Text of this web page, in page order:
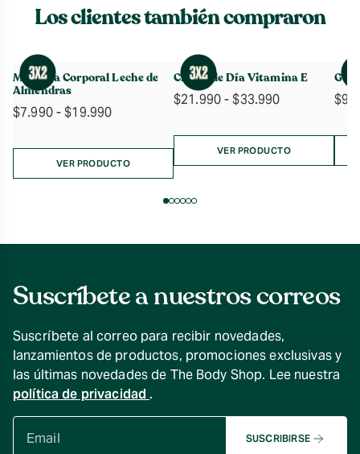
Los clientes también compraron
Manteca Corporal Leche de
Almendras
$7.990- $19.990Rango
precios:
desde
$7.990
VER PRODUCTO
Crema de Día Vitamina E
$21.990- $33.990Rango
precios:
desde
$21.990
VER PRODUCTO
Gel
$
Suscríbete a nuestros correos
Suscríbete al correo para recibir novedades,
lanzamientos de productos, promociones exclusivas y
las últimas novedades de The Body Shop. Lee nuestra
política de privacidad .
SUSCRIBIRSE